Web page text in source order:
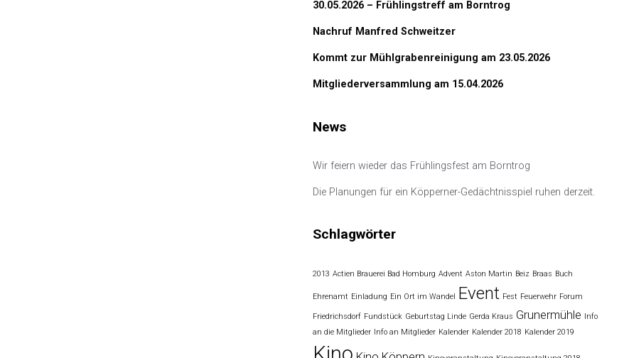
30.05.2026 – Frühlingstreff am Borntrog
Nachruf Manfred Schweitzer
Kommt zur Mühlgrabenreinigung am 23.05.2026
Mitgliederversammlung am 15.04.2026
News
Wir feiern wieder das Frühlingsfest am Borntrog
Die Planungen für ein Köpperner-Gedächtnisspiel ruhen derzeit.
Schlagwörter
2013 Actien Brauerei Bad Homburg Advent Aston Martin Beiz Braas Buch
Ehrenamt Einladung Ein Ort im Wandel Event Fest Feuerwehr Forum
Friedrichsdorf Fundstück Geburtstag Linde Gerda Kraus Grunermühle
Info
an die Mitglieder
Info an Mitglieder Kalender Kalender 2018 Kalender 2019